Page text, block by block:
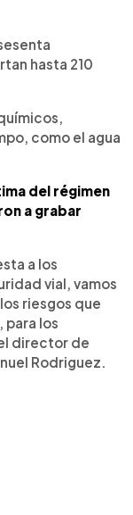
hasta 210
como el agua
del régimen
a grabar
a los
vial, vamos
riesgos que
los
director de
Rodriguez.